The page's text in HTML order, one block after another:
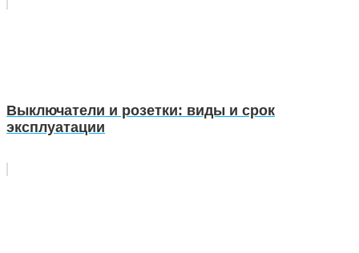
Выключатели и розетки: виды и срок
эксплуатации